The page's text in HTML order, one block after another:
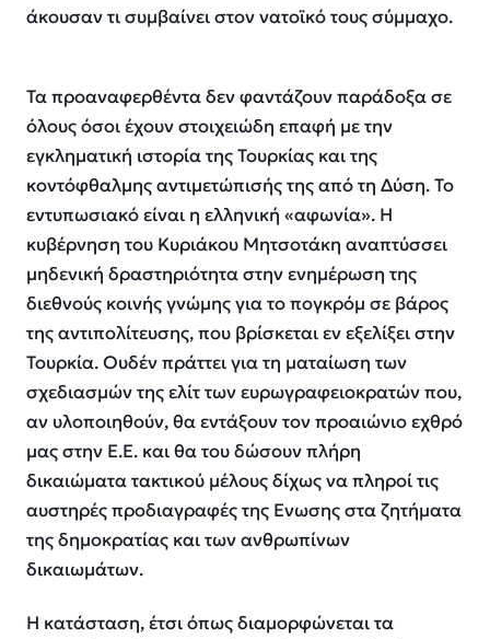
άκουσαν τι συμβαίνει στον νατοϊκό τους σύμμαχο.
Τα προαναφερθέντα δεν φαντάζουν παράδοξα σε
όλους όσοι έχουν στοιχειώδη επαφή με την
εγκληματική ιστορία της Τουρκίας και της
κοντόφθαλμης αντιμετώπισής της από τη Δύση. Το
εντυπωσιακό είναι η ελληνική «αφωνία». Η
κυβέρνηση του Κυριάκου Μητσοτάκη αναπτύσσει
μηδενική δραστηριότητα στην ενημέρωση της
διεθνούς κοινής γνώμης για το πογκρόμ σε βάρος
της αντιπολίτευσης, που βρίσκεται εν εξελίξει στην
Τουρκία. Ουδέν πράττει για τη ματαίωση των
σχεδιασμών της ελίτ των ευρωγραφειοκρατών που,
αν υλοποιηθούν, θα εντάξουν τον προαιώνιο εχθρό
μας στην Ε.Ε. και θα του δώσουν πλήρη
δικαιώματα τακτικού μέλους δίχως να πληροί τις
αυστηρές προδιαγραφές της Ενωσης στα ζητήματα
της δημοκρατίας και των ανθρωπίνων
δικαιωμάτων.
Η κατάσταση, έτσι όπως διαμορφώνεται τα